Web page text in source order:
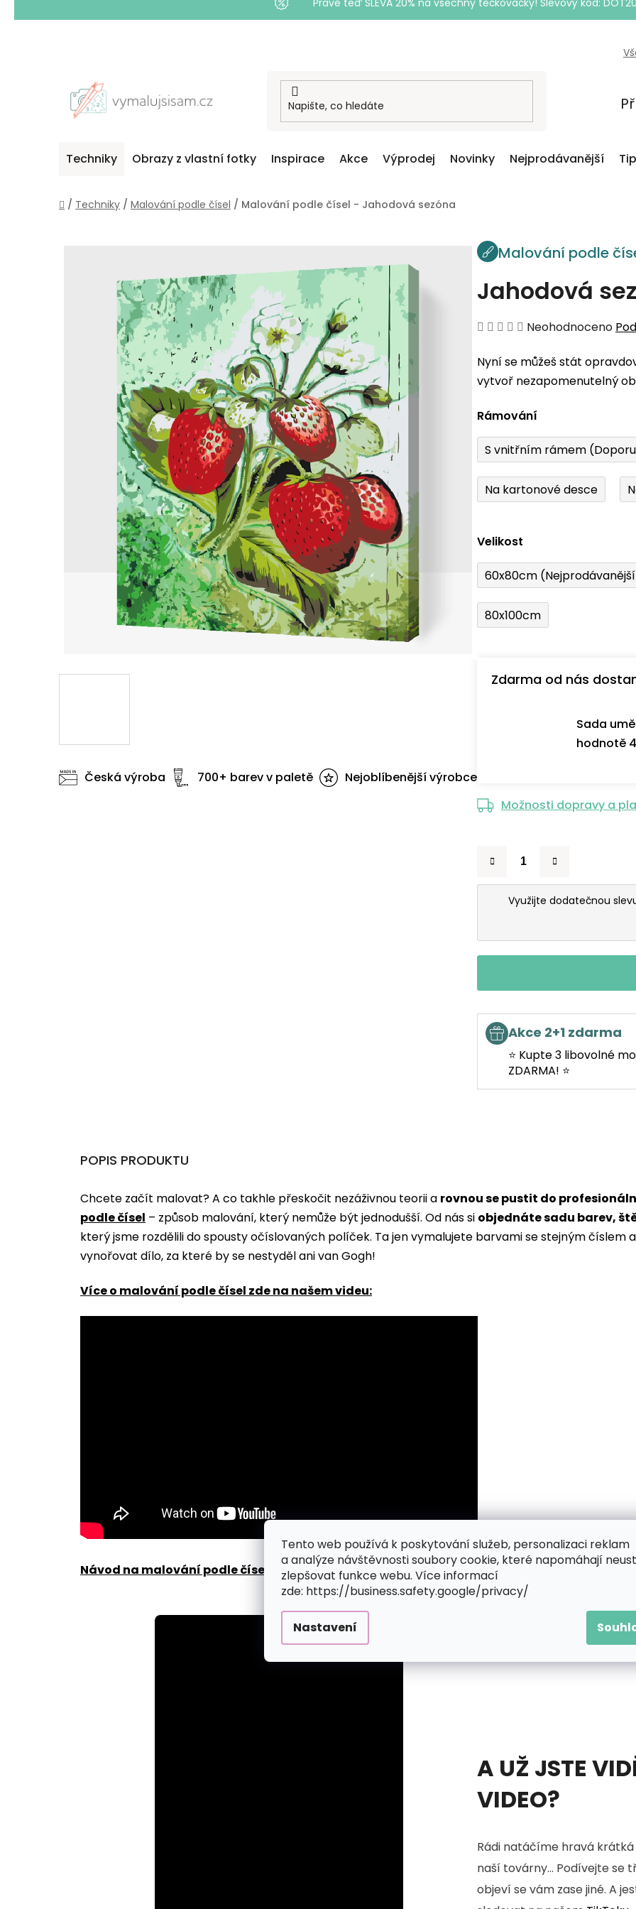
Tento web používá k poskytování služeb, personalizaci reklam
a analýze návštěvnosti soubory cookie, které napomáhají
zlepšovat funkce webu. Více informací
zde: https://business.safety.google/privacy/
Nastavení
Právě teď SLEVA 20% na všechny tečkovačky! Slevový kód:
Techniky Obrazy z vlastní fotky Inspirace Akce Výprodej Novinky Nejprodávanější
Domů
/ Techniky / Malování podle čísel / Malování podle čísel - Jahodová sezóna
Malování podle
Jahodová
Průměrné
produktu
je
z
5
hvězdiček.
Neohodnoceno
Nyní se můžeš stát
vytvoř nezapomenutelný
Rámování
S vnitřním rámem
Na kartonové desce
Velikost
60x80cm
80x100cm
Zdarma od nás
Sada
hodnotě
Možnosti dopravy a
Využijte dodatečnou
Akce 2+1 zdarma
⭐ Kupte 3 libovolné
ZDARMA! ⭐
Česká výroba 700+ barev v paletě Nejoblíbenější výrobce
POPIS PRODUKTU
Chcete začít malovat? A co takhle přeskočit nezáživnou teorii a rovnou se pustit do
podle čísel ­­– způsob malování, který nemůže být jednodušší. Od nás si objednáte sadu barev,
který jsme rozdělili do spousty očíslovaných políček. Ta jen vymalujete barvami se stejným číslem
vynořovat dílo, za které by se nestyděl ani van Gogh!
Více o malování podle čísel zde na našem videu:
Návod na malování podle čísel zde.
A UŽ JSTE
VIDEO?
Rádi natáčíme hravá krátká
naší továrny... Podívejte se
objeví se vám zase jiné. A